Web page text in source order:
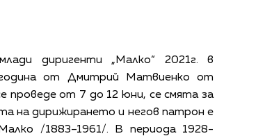
диригенти „Малко“ 2021г. в
година от Дмитрий Матвиенко от
проведе от 7 до 12 юни, се смята за
на дирижирането и негов патрон е
/1883–1961/. В периода 1928-